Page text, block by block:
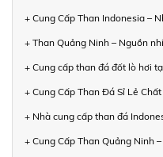
+ Cung Cấp Than Indonesia –
+ Than Quảng Ninh – Nguồn
+ Cung cấp than đá đốt lò hơi
+ Cung Cấp Than Đá Sỉ Lẻ
+ Nhà cung cấp than đá
+ Cung Cấp Than Quảng Ninh